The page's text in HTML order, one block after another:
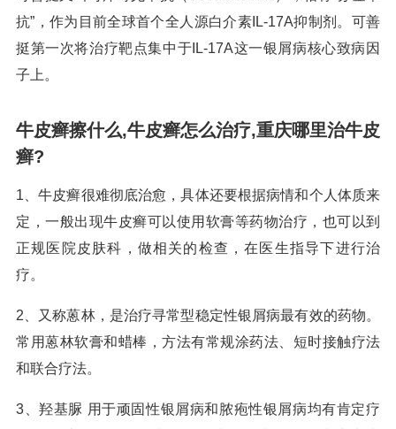
抗”，作为目前全球首个全人源白介素IL-17A抑制剂。可善
挺第一次将治疗靶点集中于IL-17A这一银屑病核心致病因
子上。
牛皮癣擦什么,牛皮癣怎么治疗,重庆哪里治牛皮
癣?
1、牛皮癣很难彻底治愈，具体还要根据病情和个人体质来
定，一般出现牛皮癣可以使用软膏等药物治疗，也可以到
正规医院皮肤科，做相关的检查，在医生指导下进行治
疗。
2、又称蒽林，是治疗寻常型稳定性银屑病最有效的药物。
常用蒽林软膏和蜡棒，方法有常规涂药法、短时接触疗法
和联合疗法。
3、羟基脲 用于顽固性银屑病和脓疱性银屑病均有肯定疗